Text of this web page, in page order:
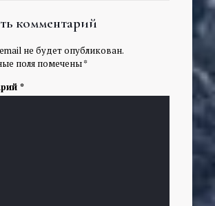
комментарий
не будет опубликован.
поля помечены*
*